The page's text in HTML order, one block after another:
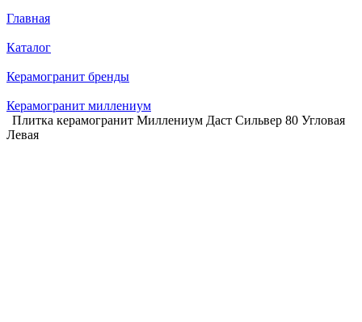
Главная
Каталог
Керамогранит бренды
Керамогранит миллениум
Плитка керамогранит Миллениум Даст Сильвер 80 Угловая
Левая